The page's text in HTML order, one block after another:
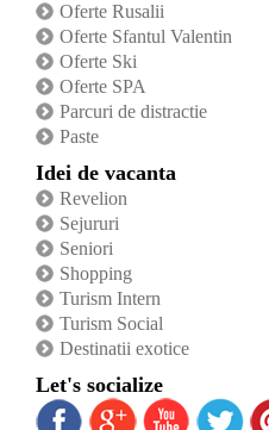
Oferte Rusalii
Oferte Sfantul Valentin
Oferte Ski
Oferte SPA
Parcuri de distractie
Paste
Idei de vacanta
Revelion
Sejururi
Seniori
Shopping
Turism Intern
Turism Social
Destinatii exotice
Let's socialize